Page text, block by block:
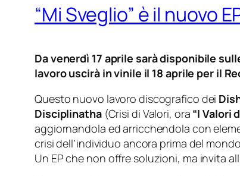
“Mi Sveglio” è il nuovo
Da venerdì 17 aprile sarà disponibile
lavoro uscirà in vinile il 18 aprile per il
Questo nuovo lavoro discografico dei
Disciplinatha(Crisi di Valori, ora “I Valori
aggiornandola ed arricchendola con
crisi dell’individuo ancora prima del
Un EP che non offre soluzioni, ma invita